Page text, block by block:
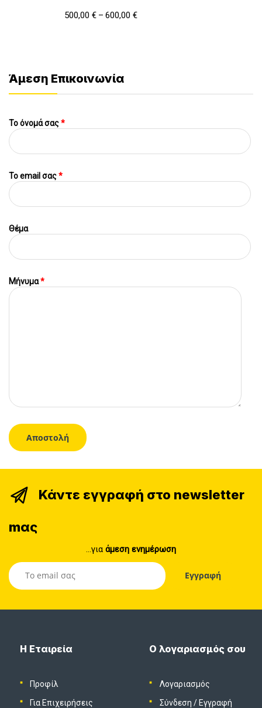
500,00 € – 600,00 €
Άμεση Επικοινωνία
Το όνομά σας*
To email σας*
Θέμα
Μήνυμα*
Κάντε εγγραφή στο newsletter
mας
...για άμεση ενημέρωση
Η Εταιρεία
Προφίλ
Για Επιχειρήσεις
Ο λογαριασμός σου
Λογαριασμός
Σύνδεση / Εγγραφή